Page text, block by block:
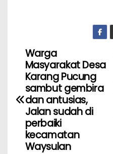
Warga
Masyarakat Desa
Karang Pucung
sambut gembira
dan antusias,
Jalan sudah di
perbaiki
kecamatan
Waysulan